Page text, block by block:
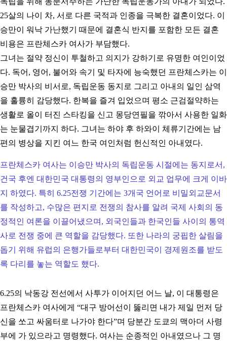
25살의 나이 차, 서로 다른 국적과 인종을 극복한 결혼이었다. 이
승만이 워낙 가난했기 때문에 결혼식 반지를 포함한 모든 결혼
비용은 프란체스카 여사가 부담했다.
그녀는 절약 정신이 투철하고 의지가 강하기로 유명한 여인이었
다. 독어, 영어, 불어와 속기 및 타자에 능숙했던 프란체스카는 이
승만 박사의 비서로, 독립운동 동지로 그리고 아내의 일인 삼역
을 훌륭히 감당했다. 한복을 즐겨 입었으며 평소 근검절약하는
생활로 올이 터진 스타킹을 신고 몽당연필을 깎아서 사용한 일화
는 눈물겹기까지 하다. 그녀는 하야 후 하와이 체류기간에는 남
편의 병상을 지킨 여느 한국 여인처럼 헌신적인 아내였다.
프란체스카 여사는 이승만 박사의 독립운동 시절에는 동지로서,
건국 후엔 대한민국 대통령의 영부인으로 외교 업무에 크게 이바
지 하였다. 특히 6.25전쟁 기간에는 3개국 언어로 비밀외교문서
를 작성하고, 수많은 편지로 전쟁의 참사를 알려 국제 사회의 동
정적인 여론을 이끌어냈으며, 외국인들과 한국인들 사이의 통역
사로 전쟁 중에 큰 역할을 감당했다. 또한 나라의 궁핍한 살림을
돕기 위해 유럽의 은행가들로부터 대한민국이 경제원조를 받도
록 다리를 놓는 역할도 했다.
6.25의 낙동강 전선에서 사투가 이어지던 어느 날, 이 대통령은
프란체스카 여사에게 “대구 방어선이 뚫리면 내가 제일 먼저 당
신을 쏘고 싸움터로 나가야 한다”며 당분간 도쿄의 맥아더 사령
부에 가 있으라고 명령했다. 여사는 순종적인 아내였으나 그 명